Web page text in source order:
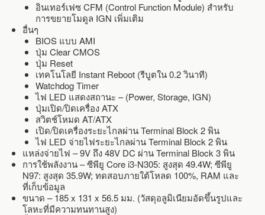
อินเทอร์เฟซ CFM (Control Function Module) สำหรับ
การขยายโมดูล IGN เพิ่มเติม
อื่นๆ
BIOS แบบ AMI
ปุ่ม Clear CMOS
ปุ่ม Reset
เทคโนโลยี Instant Reboot (รีบูตใน 0.2 วินาที)
Watchdog Timer
ไฟ LED แสดงสถานะ – (Power, Storage, IGN)
ปุ่มเปิด/ปิดเครื่อง ATX
สวิตช์โหมด AT/ATX
เปิด/ปิดเครื่องระยะไกลผ่าน Terminal Block 2 พิน
ไฟ LED จ่ายไฟระยะไกลผ่าน Terminal Block 2 พิน
แหล่งจ่ายไฟ – 9V ถึง 48V DC ผ่าน Terminal Block 3 พิน
การใช้พลังงาน – ซีพียู Core i3-N305: สูงสุด 49.4W; ซีพียู
N97: สูงสุด 35.9W; ทดสอบภายใต้โหลด 100%, RAM และ
ที่เก็บข้อมูล
ขนาด – 185 x 131 x 56.5 มม. (วัสดุอลูมิเนียมอัดขึ้นรูปและ
โลหะที่มีความทนทานสูง)